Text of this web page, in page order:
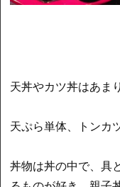
天丼やカツ丼はあま
天ぷら単体、トンカ
丼物は丼の中で、具